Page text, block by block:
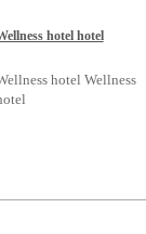
hotel hotel
hotel Wellness